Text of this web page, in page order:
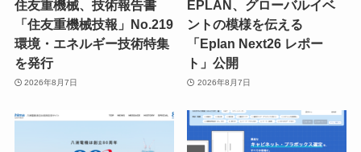
住友重機械、技術報告書
「住友重機械技報」No.219
環境・エネルギー技術特集
を発行
2026年8月7日
EPLAN、グローバルイベ
ントの模様を伝える
「Eplan Next26 レポー
ト」公開
2026年8月7日